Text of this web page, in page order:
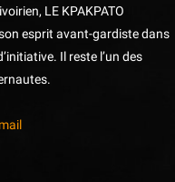
LE KPAKPATO
esprit avant-gardiste dans
Il reste l’un des